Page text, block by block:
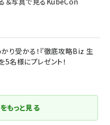
り受かる！『徹底攻略Biz 生
名様にプレゼント！
もっと見る